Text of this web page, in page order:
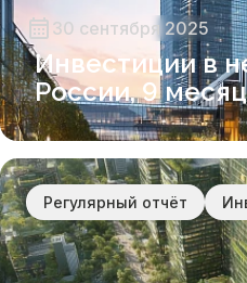
30 сентября 2025
Инвестиции в
России, 9
Регулярный отчёт